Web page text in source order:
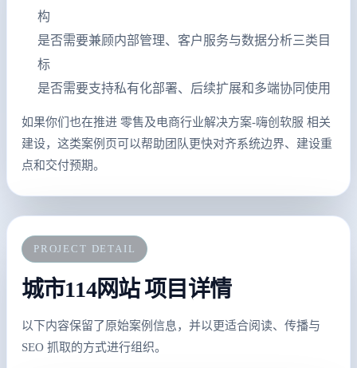
构
是否需要兼顾内部管理、客户服务与数据分析三类目
标
是否需要支持私有化部署、后续扩展和多端协同使用
如果你们也在推进 零售及电商行业解决方案-嗨创软服 相关
建设，这类案例页可以帮助团队更快对齐系统边界、建设重
点和交付预期。
PROJECT DETAIL
城市114网站 项目详情
以下内容保留了原始案例信息，并以更适合阅读、传播与
SEO 抓取的方式进行组织。